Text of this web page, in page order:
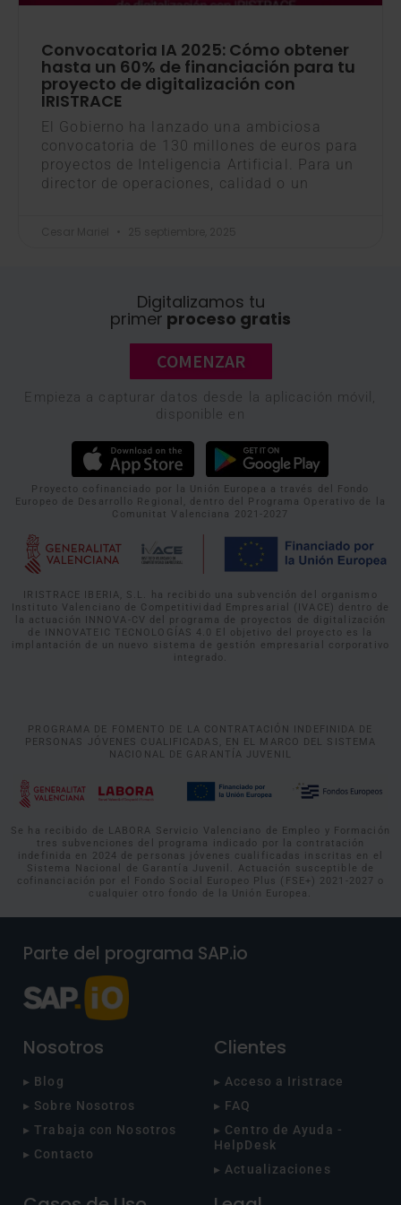
Convocatoria IA 2025: Cómo obtener
hasta un 60% de financiación para tu
proyecto de digitalización con
IRISTRACE
El Gobierno ha lanzado una ambiciosa
convocatoria de 130 millones de euros para
proyectos de Inteligencia Artificial. Para un
director de operaciones, calidad o un
Digitalizamos tu
primer proceso gratis
COMENZAR
Empieza a capturar datos desde la aplicación móvil,
disponible en
Proyecto cofinanciado por la Unión Europea a través del Fondo
Europeo de Desarrollo Regional, dentro del Programa Operativo de la
Comunitat Valenciana 2021-2027
IRISTRACE IBERIA, S.L. ha recibido una subvención del organismo
Instituto Valenciano de Competitividad Empresarial (IVACE) dentro de
la actuación INNOVA-CV del programa de proyectos de digitalización
de INNOVATEIC TECNOLOGÍAS 4.0 El objetivo del proyecto es la
implantación de un nuevo sistema de gestión empresarial corporativo
integrado.
PROGRAMA DE FOMENTO DE LA CONTRATACIÓN INDEFINIDA DE
PERSONAS JÓVENES CUALIFICADAS, EN EL MARCO DEL SISTEMA
NACIONAL DE GARANTÍA JUVENIL
Se ha recibido de LABORA Servicio Valenciano de Empleo y Formación
tres subvenciones del programa indicado por la contratación
indefinida en 2024 de personas jóvenes cualificadas inscritas en el
Sistema Nacional de Garantía Juvenil. Actuación susceptible de
cofinanciación por el Fondo Social Europeo Plus (FSE+) 2021-2027 o
cualquier otro fondo de la Unión Europea.
Parte del programa SAP.io
Nosotros
▸ Blog
▸ Sobre Nosotros
▸ Trabaja con Nosotros
▸ Contacto
Clientes
▸ Acceso a Iristrace
▸ FAQ
▸ Centro de Ayuda -
HelpDesk
▸ Actualizaciones